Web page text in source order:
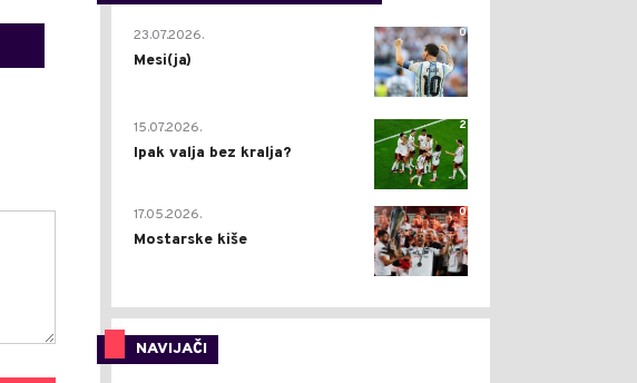
0
23.07.2026.
Mesi(ja)
2
15.07.2026.
Ipak valja bez kralja?
0
17.05.2026.
Mostarske kiše
NAVIJAČI